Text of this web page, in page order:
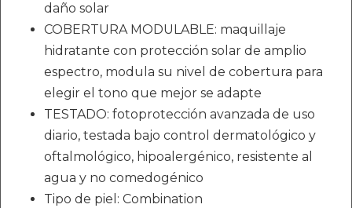
daño solar
COBERTURA MODULABLE: maquillaje
hidratante con protección solar de amplio
espectro, modula su nivel de cobertura para
elegir el tono que mejor se adapte
TESTADO: fotoprotección avanzada de uso
diario, testada bajo control dermatológico y
oftalmológico, hipoalergénico, resistente al
agua y no comedogénico
Tipo de piel: Combination